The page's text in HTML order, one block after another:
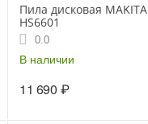
Пила дисковая MAKITA
HS6601
0.0
В наличии
11 690 ₽